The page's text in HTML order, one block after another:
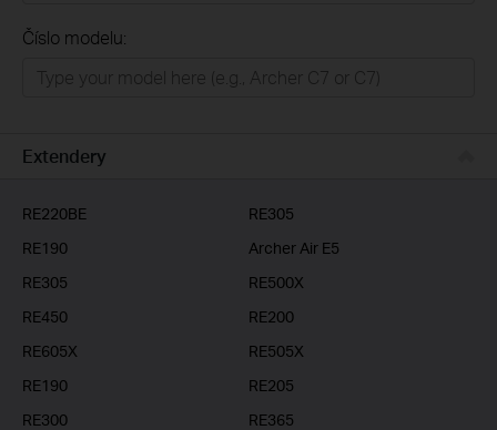
Business
Číslo modelu:
Extendery
RE220BE
RE305
RE190
Archer Air E5
RE305
RE500X
RE450
RE200
RE605X
RE505X
RE190
RE205
RE300
RE365